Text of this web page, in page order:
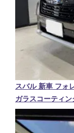
スバル 新車 フォ
ガラスコーティン